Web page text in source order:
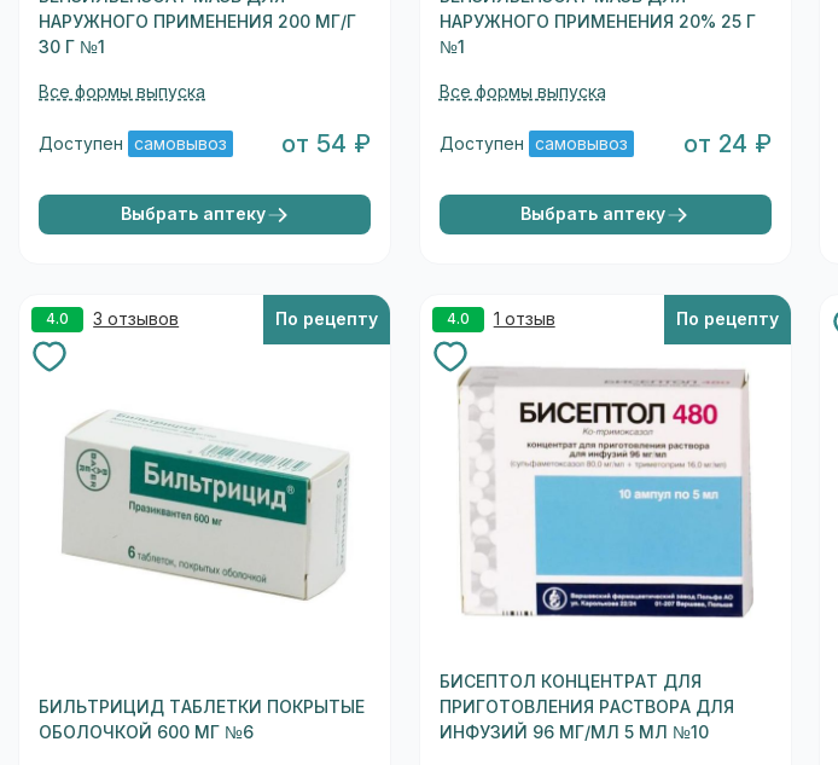
НАРУЖНОГО ПРИМЕНЕНИЯ 200 МГ/Г
30 Г №1
Все формы выпуска
Доступен самовывоз от 54 ₽
Выбрать аптеку
НАРУЖНОГО ПРИМЕНЕНИЯ 20% 25 Г
№1
Все формы выпуска
Доступен самовывоз от 24 ₽
Выбрать аптеку
4.0 3 отзывов По рецепту
БИЛЬТРИЦИД ТАБЛЕТКИ ПОКРЫТЫЕ
ОБОЛОЧКОЙ 600 МГ №6
4.0 1 отзыв По рецепту
БИСЕПТОЛ КОНЦЕНТРАТ ДЛЯ
ПРИГОТОВЛЕНИЯ РАСТВОРА ДЛЯ
ИНФУЗИЙ 96 МГ/МЛ 5 МЛ №10